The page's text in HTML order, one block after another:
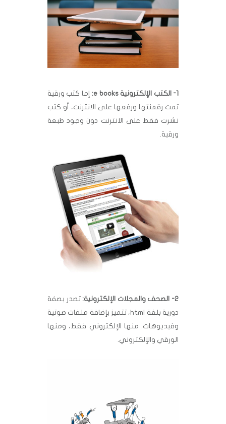
1- الكتب الإلكترونية e books:
إما كتب ورقية
تمت رقمنتها ورفعها على الانترنت، أو كتب
نشرت فقط على الانترنت دون وجود طبعة
ورقية.
2- الصحف والمجلات الإلكترونية:
تصدر بصفة
دورية بلغة html، تتميز بإضافة ملفات صوتية
وفيديوهات. منها الإلكتروني فقط، ومنها
الورقي والإلكتروني.